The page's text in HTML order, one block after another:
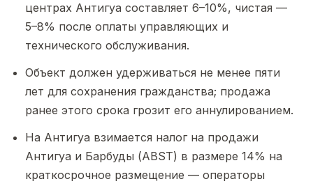
центрах Антигуа составляет 6–10%, чистая —
5–8% после оплаты управляющих и
технического обслуживания.
Объект должен удерживаться не менее пяти
лет для сохранения гражданства; продажа
ранее этого срока грозит его аннулированием.
На Антигуа взимается налог на продажи
Антигуа и Барбуды (ABST) в размере 14% на
краткосрочное размещение — операторы